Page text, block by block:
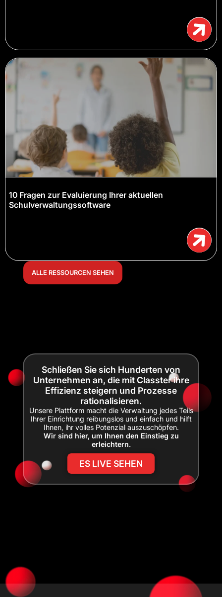
10 Fragen zur Evaluierung Ihrer aktuellen
Schulverwaltungssoftware
ALLE RESSOURCEN SEHEN
Schließen Sie sich Hunderten von
Unternehmen an, die mit Classter ihre
Effizienz steigern und Prozesse
rationalisieren.
Unsere Plattform macht die Verwaltung jedes Teils
Ihrer Einrichtung reibungslos und einfach und hilft
Ihnen, ihr volles Potenzial auszuschöpfen.
Wir sind hier, um Ihnen den Einstieg zu
erleichtern.
ES LIVE SEHEN